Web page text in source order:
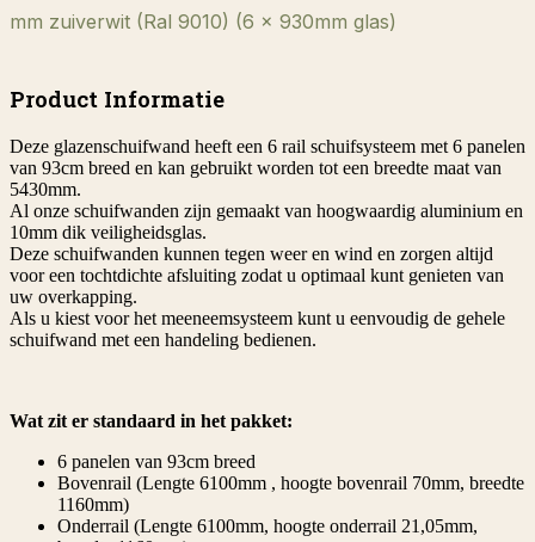
mm zuiverwit (Ral 9010) (6 x 930mm glas)
Product Informatie
Deze glazenschuifwand heeft een 6 rail schuifsysteem met 6 panelen
van 93cm breed en kan gebruikt worden tot een breedte maat van
5430mm.
Al onze schuifwanden zijn gemaakt van hoogwaardig aluminium en
10mm dik veiligheidsglas.
Deze schuifwanden kunnen tegen weer en wind en zorgen altijd
voor een tochtdichte afsluiting zodat u optimaal kunt genieten van
uw overkapping.
Als u kiest voor het meeneemsysteem kunt u eenvoudig de gehele
schuifwand met een handeling bedienen.
Wat zit er standaard in het pakket:
6 panelen van 93cm breed
Bovenrail (Lengte 6100mm , hoogte bovenrail 70mm, breedte
1160mm)
Onderrail (Lengte 6100mm, hoogte onderrail 21,05mm,